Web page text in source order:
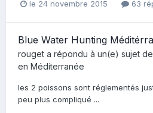
le 24 novembre 2015 63
Blue Water Hunting
rouget a répondu à un(e) sujet de
en Méditerranée
les 2 poissons sont réglementés
peu plus compliqué ...